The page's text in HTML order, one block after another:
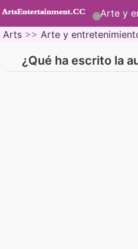
Arte y
Arts >> Arte y
¿Qué ha escrito la